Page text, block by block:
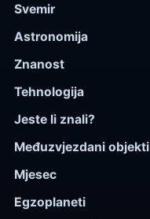
Svemir
Astronomija
Znanost
Tehnologija
Jeste li znali?
Međuzvjezdani objekti
Mjesec
Egzoplaneti